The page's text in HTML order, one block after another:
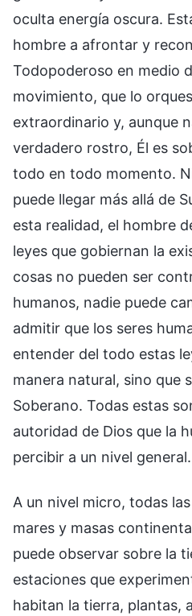
oculta energía oscura.
hombre a afrontar y
Todopoderoso en medio
movimiento, que lo
extraordinario y, aunque
verdadero rostro, Él es
todo en todo momento.
puede llegar más allá de
esta realidad, el hombre
leyes que gobiernan la
cosas no pueden ser
humanos, nadie puede
admitir que los seres
entender del todo estas
manera natural, sino que
Soberano. Todas estas
autoridad de Dios que la
percibir a un nivel general.
A un nivel micro, todas
mares y masas
puede observar sobre la
estaciones que
habitan la tierra, plantas,